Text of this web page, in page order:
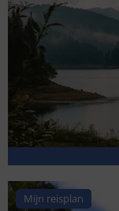
Mijn reisplan